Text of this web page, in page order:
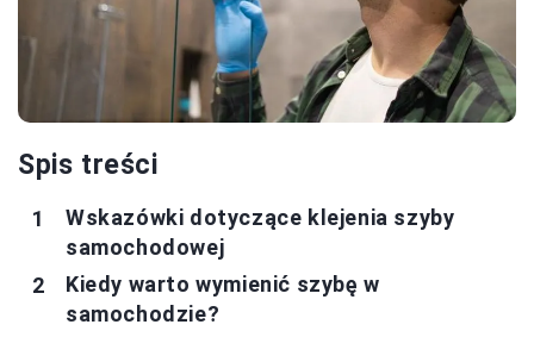
Spis treści
Wskazówki dotyczące klejenia szyby
samochodowej
Kiedy warto wymienić szybę w
samochodzie?